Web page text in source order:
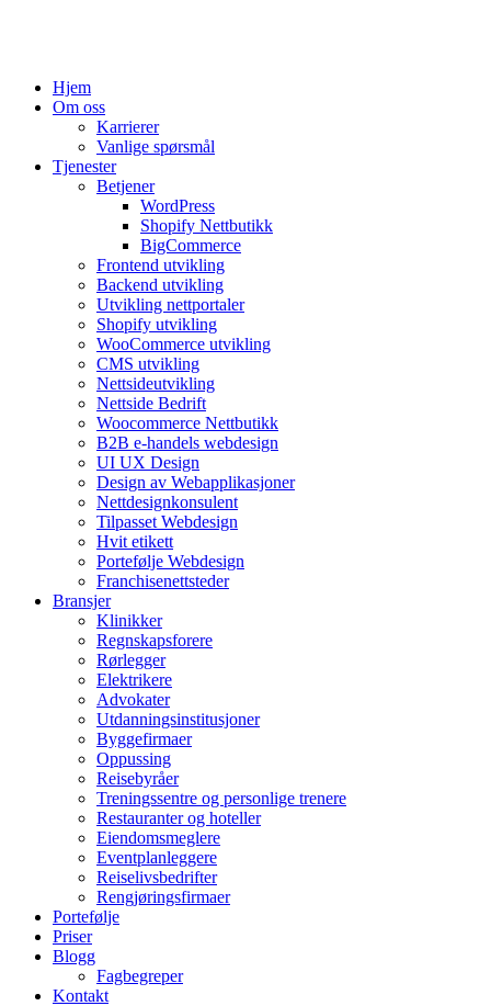
Hjem
Om oss
Karrierer
Vanlige spørsmål
Tjenester
Betjener
WordPress
Shopify Nettbutikk
BigCommerce
Frontend utvikling
Backend utvikling
Utvikling nettportaler
Shopify utvikling
WooCommerce utvikling
CMS utvikling
Nettsideutvikling
Nettside Bedrift
Woocommerce Nettbutikk
B2B e-handels webdesign
UI UX Design
Design av Webapplikasjoner
Nettdesignkonsulent
Tilpasset Webdesign
Hvit etikett
Portefølje Webdesign
Franchisenettsteder
Bransjer
Klinikker
Regnskapsforere
Rørlegger
Elektrikere
Advokater
Utdanningsinstitusjoner
Byggefirmaer
Oppussing
Reisebyråer
Treningssentre og personlige trenere
Restauranter og hoteller
Eiendomsmeglere
Eventplanleggere
Reiselivsbedrifter
Rengjøringsfirmaer
Portefølje
Priser
Blogg
Fagbegreper
Kontakt